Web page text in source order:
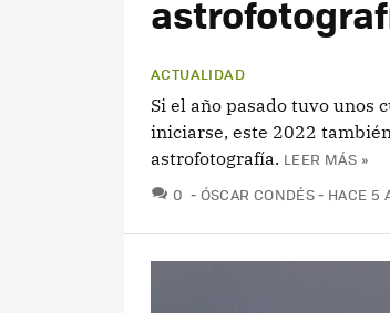
ACTUALIDAD
Si el año pasado tuvo unos
iniciarse, este 2022
astrofotografía. LEER MÁS »
0 COMENTARIOS
ÓSCAR CONDÉS HACE 5